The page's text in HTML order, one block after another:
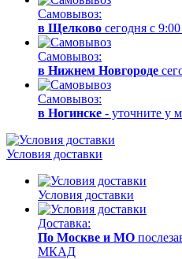
Самовывоз:
в Щелково сегодня с
Самовывоз:
в Нижнем Новгороде
Самовывоз:
в Ногинске - уточните у
Условия доставки
Условия доставки
Доставка:
По Москве и МО
МКАД